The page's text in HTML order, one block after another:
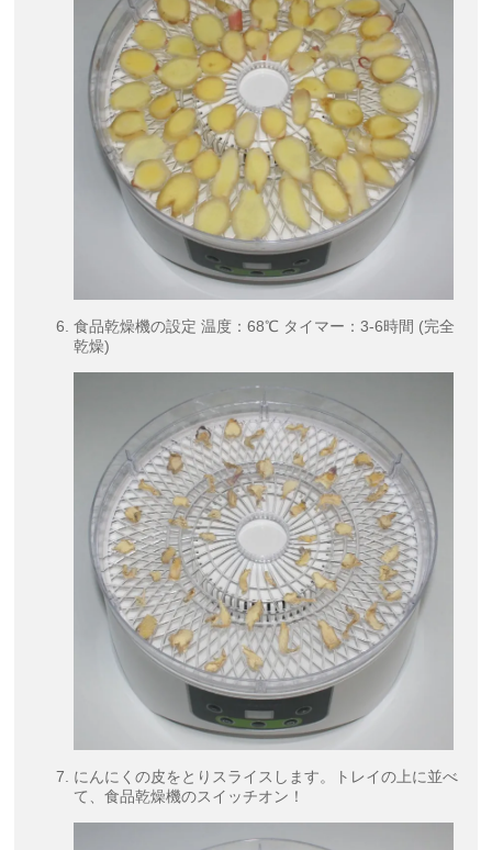
食品乾燥機の設定 温度：68℃ タイマー：3-6時間 (完全
乾燥)
にんにくの皮をとりスライスします。トレイの上に並べ
て、食品乾燥機のスイッチオン！